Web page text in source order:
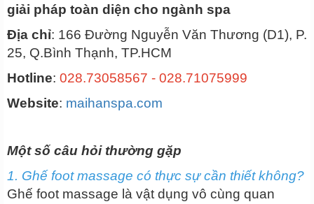
giải pháp toàn diện cho ngành spa
Địa chỉ: 166 Đường Nguyễn Văn Thương (D1), P.
25, Q.Bình Thạnh, TP.HCM
Hotline: 028.73058567 - 028.71075999
Website: maihanspa.com
Một số câu hỏi thường gặp
1. Ghế foot massage có thực sự cần thiết không?
Ghế foot massage là vật dụng vô cùng quan